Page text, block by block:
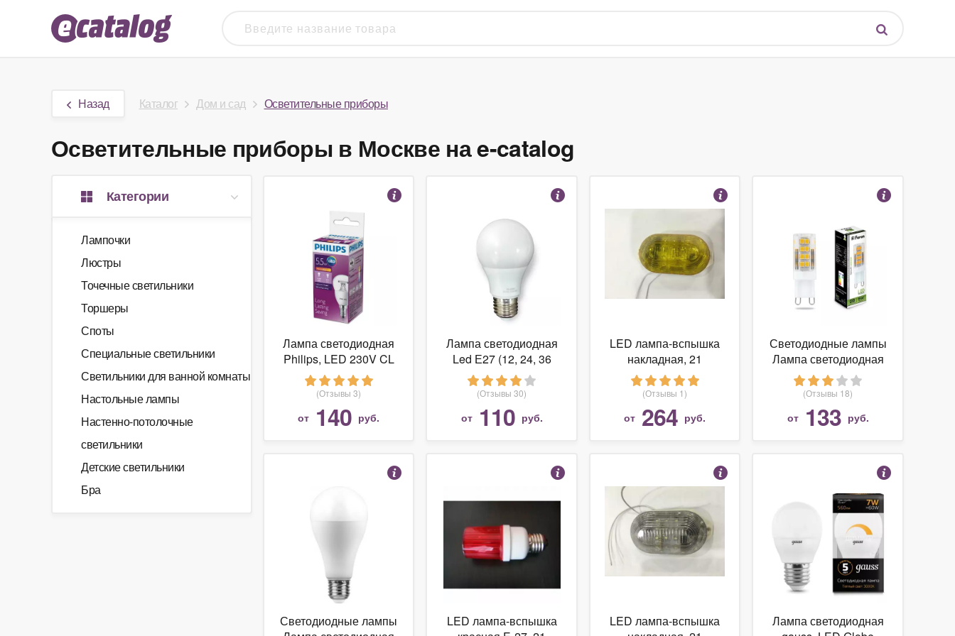
Назад Каталог Дом и сад Осветительные приборы
Осветительные приборы в Москве на e-catalog
Категории
Лампочки
Люстры
Точечные светильники
Торшеры
Споты
Специальные светильники
Светильники для ванной комнаты
Настольные лампы
Настенно-потолочные
светильники
Детские светильники
Бра
Лампа светодиодная
Philips, LED 230V CL
ND E14, P45, 5.5Вт,
2700К
(Отзывы 3)
от 140 руб.
Лампа светодиодная
Led Е27 (12, 24, 36
Вольт) 6 Вт
(Отзывы 30)
от 110 руб.
LED лампа-вспышка
накладная, 21
светодиод
повышенной яркости,
220Vжелтая G-
LEDJS02Y
(Отзывы 1)
от 264 руб.
Светодиодные лампы
Лампа светодиодная
Feron LB-432 G9 5W
4000K
(Отзывы 18)
от 133 руб.
Светодиодные лампы
LED лампа-вспышка
LED лампа-вспышка
Лампа светодиодная